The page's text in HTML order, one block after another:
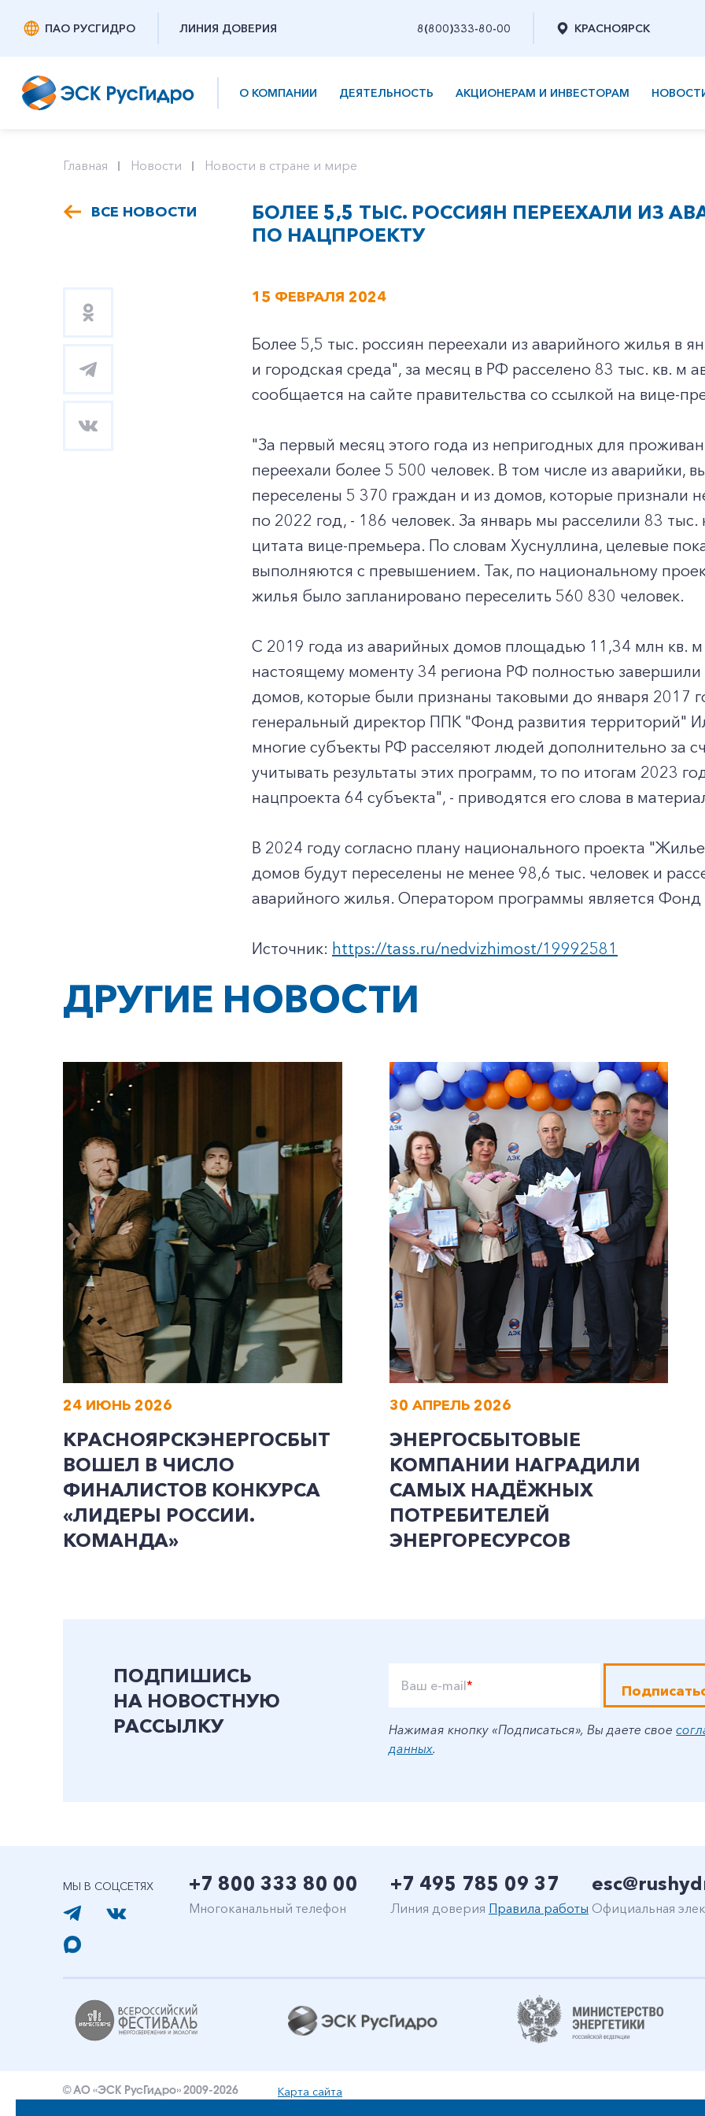
ПАО РУСГИДРО ЛИНИЯ ДОВЕРИЯ 8(800)333-80-00 КРАСНОЯРСК
О КОМПАНИИ ДЕЯТЕЛЬНОСТЬ АКЦИОНЕРАМ И ИНВЕСТОРАМ
Главная Новости Новости в стране и мире
ВСЕ НОВОСТИ
БОЛЕЕ 5,5 ТЫС. РОССИЯН ПЕРЕЕХАЛИ ИЗ
ПО НАЦПРОЕКТУ
15 ФЕВРАЛЯ 2024
Более 5,5 тыс. россиян переехали из аварийного жилья в
и городская среда", за месяц в РФ расселено 83 тыс. кв. м
сообщается на сайте правительства со ссылкой на вице-
"За первый месяц этого года из непригодных для
переехали более 5 500 человек. В том числе из аварийки,
переселены 5 370 граждан и из домов, которые признали
по 2022 год, - 186 человек. За январь мы расселили 83
цитата вице-премьера. По словам Хуснуллина, целевые
выполняются с превышением. Так, по национальному
жилья было запланировано переселить 560 830 человек.
С 2019 года из аварийных домов площадью 11,34 млн кв.
настоящему моменту 34 региона РФ полностью
домов, которые были признаны таковыми до января 2017
генеральный директор ППК "Фонд развития территорий"
многие субъекты РФ расселяют людей дополнительно за
учитывать результаты этих программ, то по итогам 2023
нацпроекта 64 субъекта", - приводятся его слова в
В 2024 году согласно плану национального проекта
домов будут переселены не менее 98,6 тыс. человек и
аварийного жилья. Оператором программы является Фонд
Источник: https://tass.ru/nedvizhimost/19992581
ДРУГИЕ НОВОСТИ
24 ИЮНЬ 2026
КРАСНОЯРСКЭНЕРГОСБЫТ
ВОШЕЛ В ЧИСЛО
ФИНАЛИСТОВ КОНКУРСА
«ЛИДЕРЫ РОССИИ.
КОМАНДА»
30 АПРЕЛЬ 2026
ЭНЕРГОСБЫТОВЫЕ
КОМПАНИИ НАГРАДИЛИ
САМЫХ НАДЁЖНЫХ
ПОТРЕБИТЕЛЕЙ
ЭНЕРГОРЕСУРСОВ
ПОДПИШИСЬ
НА НОВОСТНУЮ
РАССЫЛКУ
Ваш e-mail*
Нажимая кнопку «Подписаться», Вы даете свое
данных.
МЫ В СОЦСЕТЯХ +7 800 333 80 00
Многоканальный телефон
+7 495 785 09 37
Линия доверия Правила работы Официальная
© АО «ЭСК РусГидро» 2009-2026
Карта сайта